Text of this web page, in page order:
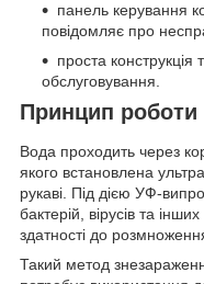
панель керування
повідомляє про
проста конструкція
обслуговування.
Принцип роботи
Вода проходить через
якого встановлена
рукаві. Під дією УФ-
бактерій, вірусів та
здатності до
Такий метод